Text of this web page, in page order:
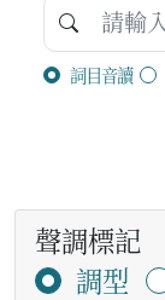
詞目音讀
聲調標記
調型